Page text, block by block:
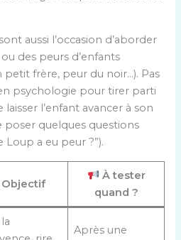
aussi l’occasion d’aborder
des peurs d’enfants
petit frère, peur du noir…). Pas
psychologie pour tirer parti
laisser l’enfant avancer à son
poser quelques questions
Loup a eu peur ?”).
Objectif
À tester
quand ?
Après une